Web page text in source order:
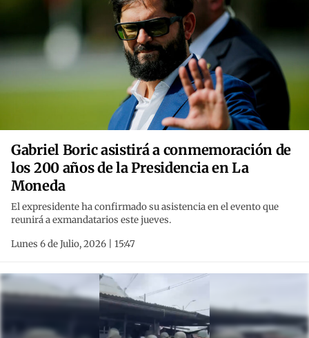
Gabriel Boric asistirá a conmemoración de
los 200 años de la Presidencia en La
Moneda
El expresidente ha confirmado su asistencia en el evento que
reunirá a exmandatarios este jueves.
Lunes 6 de Julio, 2026 | 15:47